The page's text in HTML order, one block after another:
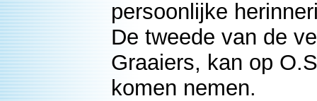
persoonlijke
De tweede van de
Graaiers, kan op
komen nemen.